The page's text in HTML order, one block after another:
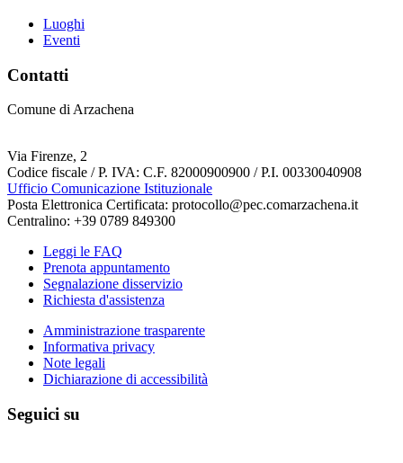
Luoghi
Eventi
Contatti
Comune di Arzachena
Via Firenze, 2
Codice fiscale / P. IVA: C.F. 82000900900 / P.I. 00330040908
Ufficio Comunicazione Istituzionale
Posta Elettronica Certificata: protocollo@pec.comarzachena.it
Centralino: +39 0789 849300
Leggi le FAQ
Prenota appuntamento
Segnalazione disservizio
Richiesta d'assistenza
Amministrazione trasparente
Informativa privacy
Note legali
Dichiarazione di accessibilità
Seguici su